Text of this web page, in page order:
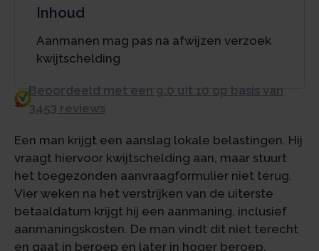
Inhoud
Aanmanen mag pas na afwijzen verzoek
kwijtschelding
Beoordeeld met een 9.0 uit 10 op basis van
3453 reviews
Een man krijgt een aanslag lokale belastingen. Hij
vraagt hiervoor kwijtschelding aan, maar stuurt
het toegezonden aanvraagformulier niet terug.
Vier weken na het verstrijken van de uiterste
betaaldatum krijgt hij een aanmaning, inclusief
aanmaningskosten. De man vindt dit niet terecht
en gaat in beroep en later in hoger beroep.